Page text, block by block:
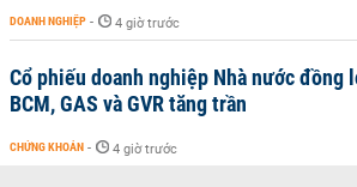
DOANH NGHIỆP - 4 giờ trước
Cổ phiếu doanh nghiệp Nhà nước đồng
BCM, GAS và GVR tăng trần
CHỨNG KHOÁN - 4 giờ trước